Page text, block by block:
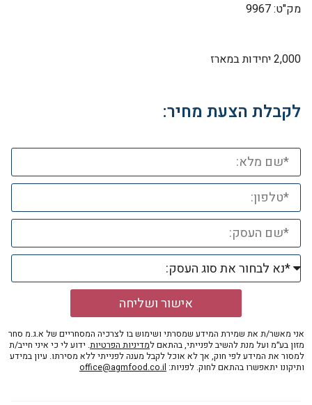
מק"ט: 9967
2,000 יחידות במארז
לקבלת הצעת מחיר:
אישור ושליחה
אני מאשר/ת את שמירת המידע שמסרתי ושימוש בו לצרכיה המסחריים של א.ג.מ סחר
מזון בע״מ ועל מנת להשיב לפנייתי, בהתאם למדיניות הפרטיות. ידוע לי כי איני חייב/ת
למסור את המידע לפי חוק, אך לא אוכל לקבל מענה לפנייתי ללא מסירתו. עיון במידע
ותיקונו יתאפשרו בהתאם לחוק. לפניות: office@agmfood.co.il